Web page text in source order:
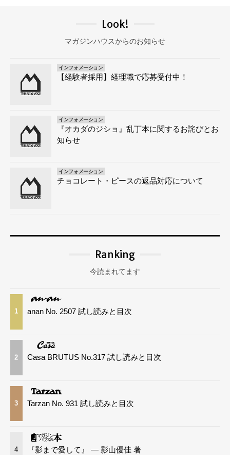
Look!
マガジンハウスからのお知らせ
インフォメーション
【経験者採用】経理職で応募受付中！
インフォメーション
『オカダのジショ』乱丁本に関するお詫びとお
知らせ
インフォメーション
チョコレート・ピースの返品対応について
Ranking
今読まれてます
1 anan No. 2507 試し読みと目次
2 Casa BRUTUS No.317 試し読みと目次
3 Tarzan No. 931 試し読みと目次
4 『影まで愛して』 — 影山優佳 著